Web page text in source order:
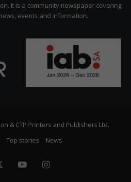
It is a community newspaper covering
events and information.
& CTP Printers and Publishers Ltd.
Top stories News
YouTubeInstagram